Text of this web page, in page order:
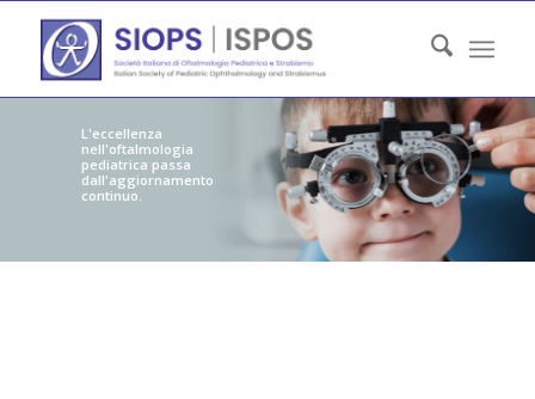
L'eccellenza
nell'oftalmologia
pediatrica passa
dall'aggiornamento
continuo.